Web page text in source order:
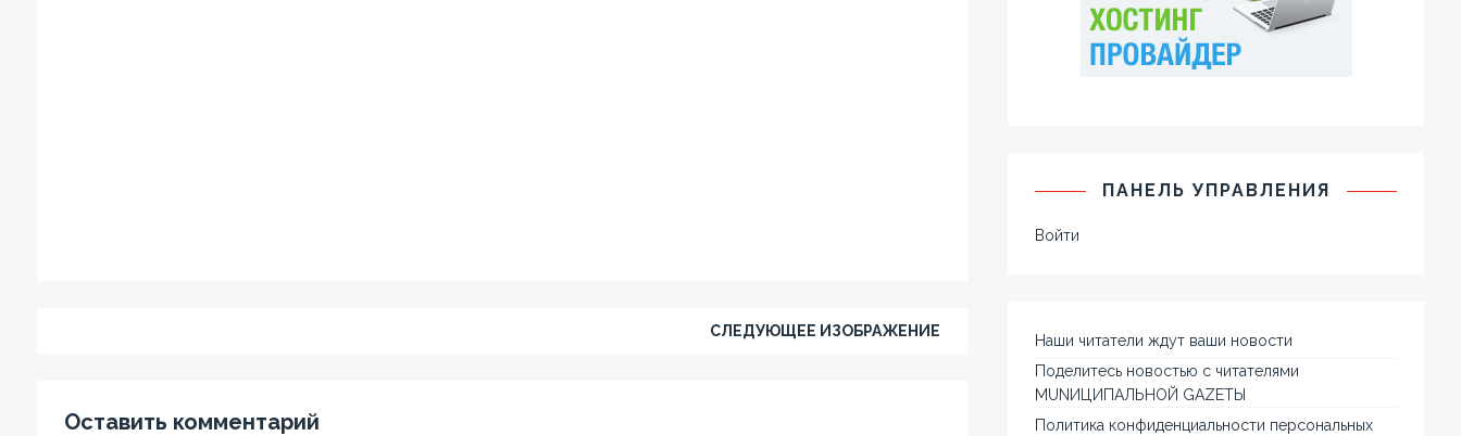
СЛЕДУЮЩЕЕ ИЗОБРАЖЕНИЕ
Оставить комментарий
ПАНЕЛЬ УПРАВЛЕНИЯ
Войти
Наши читатели ждут ваши новости
Поделитесь новостью с читателями
MUNИЦИПАЛЬНОЙ GAZЕТЫ
Политика конфиденциальности персональных